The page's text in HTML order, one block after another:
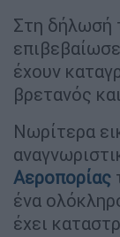
Στη δήλωσή
έχουν
βρετανός
Νωρίτερα
Αεροπορίας
ένα
έχει